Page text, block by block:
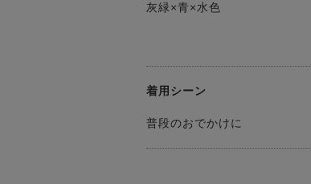
灰緑×青×水色
着用シーン
普段のおでかけに